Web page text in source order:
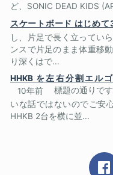
ど、SONIC DEAD KIDS
スケートボード はじめて
し、片足で長く立ってい
ンスで片足のまま体重移
り深くはで...
HHKB を左右分割エル
10年前
標題の通りで
いな話ではないのでご安
HHKB 2台を横に並...